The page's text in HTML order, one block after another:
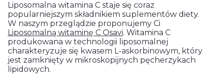
Liposomalna witamina C staje się coraz
popularniejszym składnikiem suplementów diety.
W naszym przeglądzie proponujemy Ci
Liposomalną witaminę C Osavi. Witamina C
produkowana w technologii liposomalnej
charakteryzuje się kwasem L-askorbinowym, który
jest zamknięty w mikroskopijnych pęcherzykach
lipidowych.